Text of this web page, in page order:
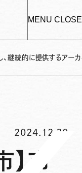
MENU CLOSE
するアーカイブサイトです
2024.12.30
】市